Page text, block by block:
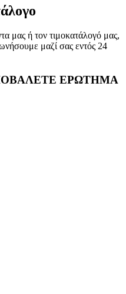
μας ή τον τιμοκατάλογό μας,
μαζί σας εντός 24
ΕΡΩΤΗΜΑ